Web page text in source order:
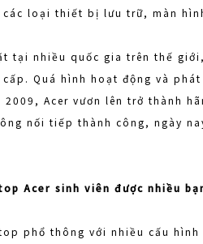
các loại thiết bị lưu trữ, màn
tại nhiều quốc gia trên thế
Quá hình hoạt động và
2009, Acer vươn lên trở thành
nối tiếp thành công, ngày
Acer sinh viên được nhiều
phổ thông với nhiều cấu